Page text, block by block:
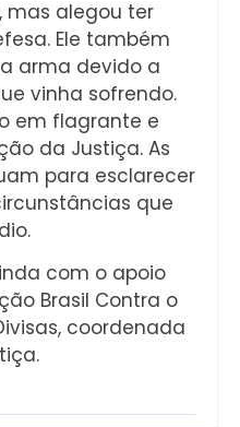
mas alegou ter
Ele também
arma devido a
vinha sofrendo.
em flagrante e
da Justiça. As
para esclarecer
que
com o apoio
Brasil Contra o
coordenada